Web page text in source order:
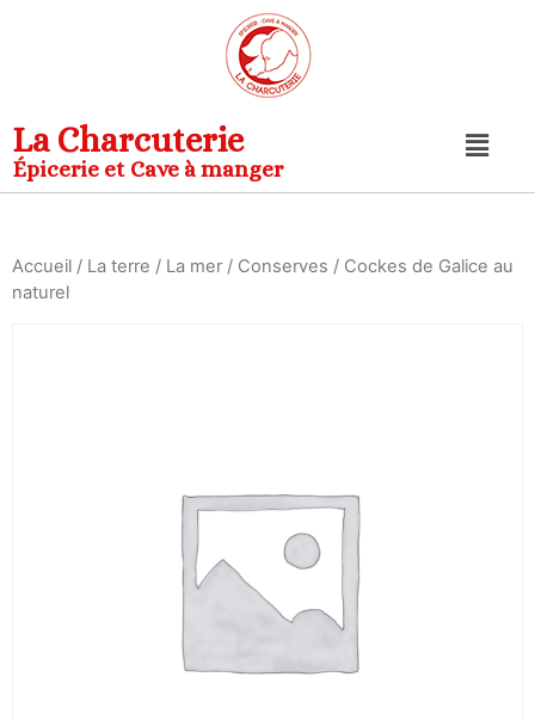
La Charcuterie
Épicerie et Cave à manger
Accueil / La terre / La mer / Conserves / Cockes de Galice au
naturel